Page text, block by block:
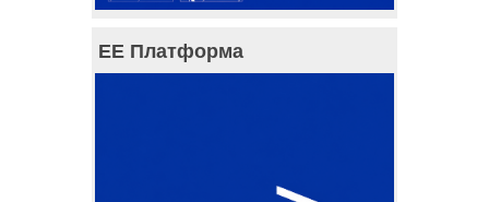
ЕЕ Платформа